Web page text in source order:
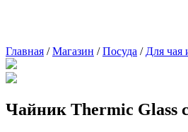
Главная /Магазин /Посуда / Для чая
Чайник Thermic Glass